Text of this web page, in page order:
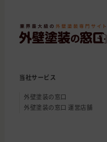
当社サービス
外壁塗装の窓口
外壁塗装の窓口 運営店舗